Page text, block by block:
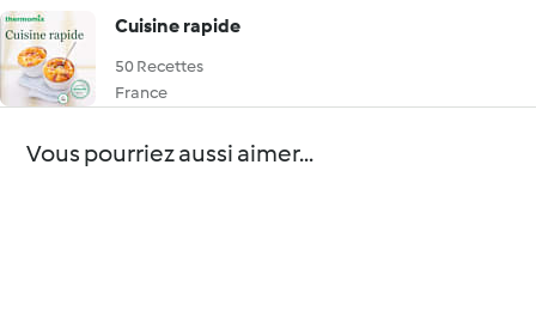
Cuisine rapide
50 Recettes
France
Vous pourriez aussi aimer...